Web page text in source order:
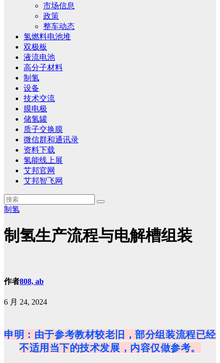
市场信息
政策
整车动态
氢燃料电池堆
双极板
液流电池
高分子材料
制氢
设备
技术交流
膜电极
储氢罐
质子交换膜
微信群和通讯录
资料下载
氢能线上展
艾邦官网
艾邦智飞网
制氢
制氢生产流程与电解槽组装
作者808, ab
6 月 24, 2024
申明：由于参考教材较老旧，部分组装流程已经
不适用当下的技术发展，内容仅做参考。